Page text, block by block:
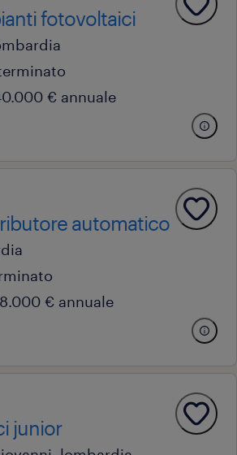
fotovoltaici
€ annuale
automatico
€ annuale
junior